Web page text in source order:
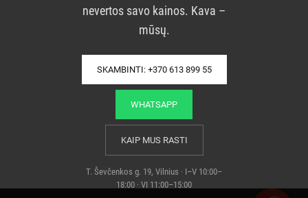
nevertos savo kainos. Kava –
mūsų.
SKAMBINTI: +370 613 899 55
WHATSAPP
KAIP MUS RASTI
T. Ševčenkos g. 19, Vilnius · I–V 10:00–
18:00 · VI 11:00–15:00